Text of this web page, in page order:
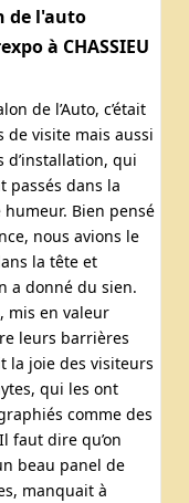
de l'auto
à CHASSIEU
de l’Auto, c’était
de visite mais aussi
d’installation, qui
passés dans la
humeur. Bien pensé
nous avions le
la tête et
a donné du sien.
mis en valeur
leurs barrières
la joie des visiteurs
qui les ont
comme des
faut dire qu’on
beau panel de
manquait à